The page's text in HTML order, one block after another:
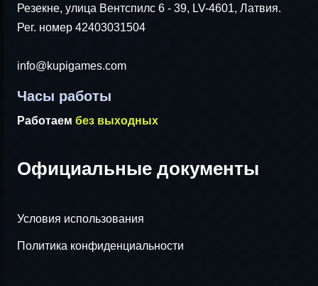
Резекне, улица Вентспилс 6 - 39, LV-4601, Латвия.
Рег. номер 42403031504
info@kupigames.com
Часы работы
Работаем без выходных
Официальные документы
Условия использования
Политика конфиденциальности